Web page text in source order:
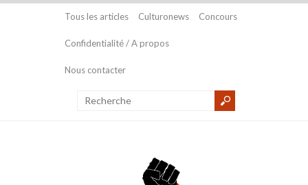
Tous les articles Culturonews Concours
Confidentialité / A propos
Nous contacter